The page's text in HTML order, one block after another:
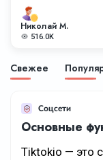
Николай М.
516.0K
Свежее
Соцсети
Основные
Tiktokio — это